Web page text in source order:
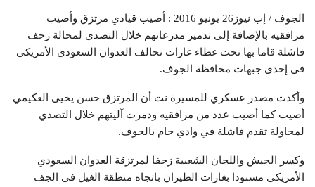
الجوف / إب نيوز26 يونيو 2016 : أصيب قيادي مرتزق وأصيب
مرافقيه بالإضافة إلى تدمير مدرعاتهم خلال التصدي لمحالة زحف
فاشلة قاما بها تحت غطاء غارات تحالف العدوان السعودي الأمريكي
في إحدى جبهات محافظة الجوف.
وأكدت مصدر عسكري للمسيرة نت أن المرتزق حسن يحيى العكيمي
أصيب كما أصيب عدد من مرافقيه ودمرت آليتهم خلال التصدي
لمحاولة تقدم فاشلة في وادي حام بالجوف.
وكسر الجيش واللجان الشعبية زحفا لمرتزقة العدوان السعودي
الأمريكي مسنودا بغارات الطيران باتجاه منطقة الغيل في الجف